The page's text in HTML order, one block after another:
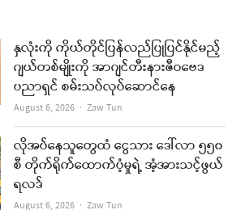
t
u
b
e
i
l
နှလုံးကို ကိုယ်တိုင်ပြန်လည်ပြုပြင်နိုင်မည့်
ဂျယ်တစ်မျိုးကို အာဂျင်တီးနားဇီဝဗေဒ
ပညာရှင် စမ်းသပ်လုပ်ဆောင်နေ
August 6, 2026 Author
Zaw Tun
လိုအပ်နေသူတွေထံ ငွေသား ဒေါ်လာ ၅၅၀
စီ တိုက်ရိုက်ထောက်ပံ့မှုရဲ့ အံ့အားသင့်ဖွယ်
ရလဒ်
August 6, 2026 Author
Zaw Tun